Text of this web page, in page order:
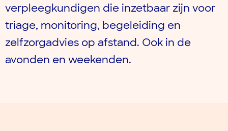
verpleegkundigen die inzetbaar zijn voor
triage, monitoring, begeleiding en
zelfzorgadvies op afstand. Ook in de
avonden en weekenden.